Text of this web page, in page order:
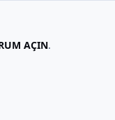
AÇIN.